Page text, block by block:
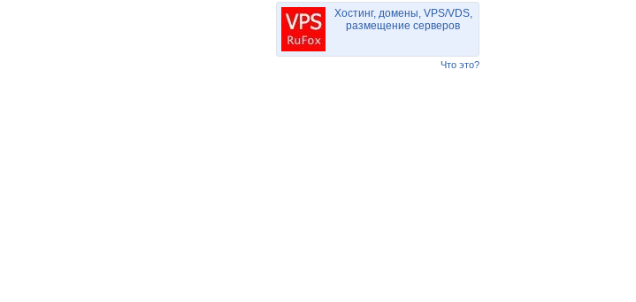
Хостинг, домены, VPS/VDS,
размещение серверов
Что это?